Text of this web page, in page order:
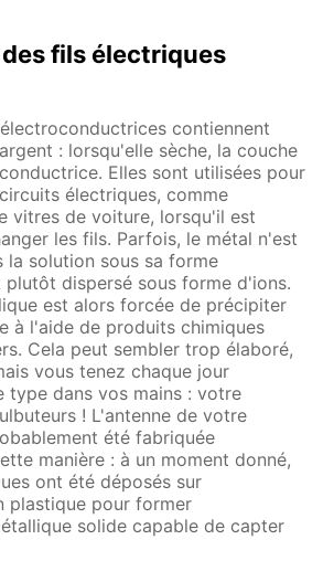
fils électriques
contiennent
: lorsqu'elle sèche, la couche
Elles sont utilisées pour
électriques, comme
vitres de voiture, lorsqu'il est
les fils. Parfois, le métal n'est
la solution sous sa forme
plutôt dispersé sous forme d'ions.
est alors forcée de précipiter
à l'aide de produits chimiques
Cela peut sembler trop élaboré,
vous tenez chaque jour
type dans vos mains : votre
! L'antenne de votre
été fabriquée
manière : à un moment donné,
ont été déposés sur
plastique pour former
solide capable de capter